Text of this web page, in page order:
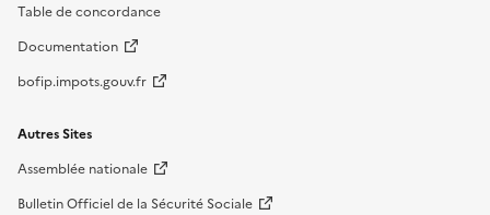
Table de concordance
Documentation
bofip.impots.gouv.fr
Autres Sites
Assemblée nationale
Bulletin Officiel de la Sécurité Sociale